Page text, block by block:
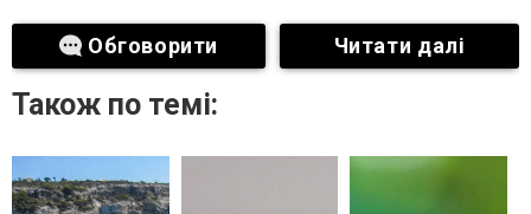
Обговорити Читати далі
Також по темі: